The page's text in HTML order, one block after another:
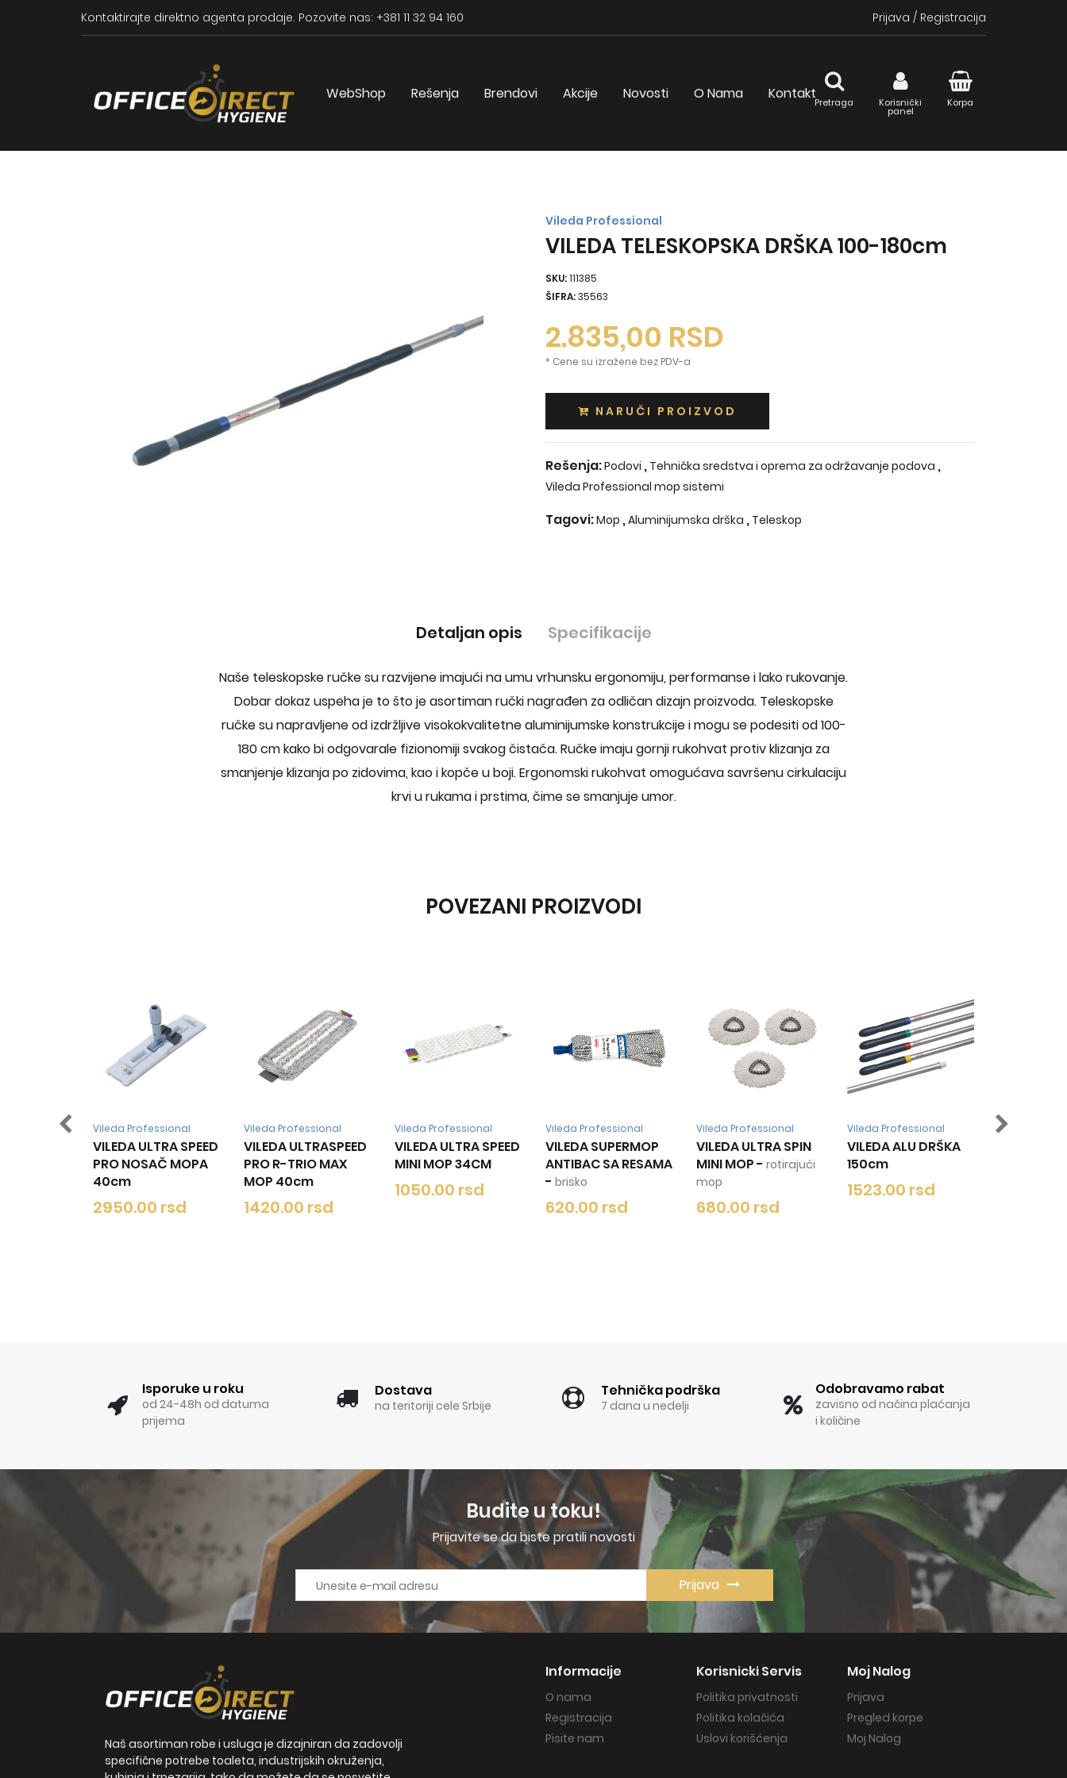
Kontaktirajte direktno agenta prodaje. Pozovite nas: +381 11 32 94 160 Prijava / Registracija
WebShop Rešenja Brendovi Akcije Novosti O Nama Kontakt
Pretraga Korisnički
panel
Korpa
Vileda Professional
VILEDA TELESKOPSKA DRŠKA 100-180cm
SKU:111385
ŠIFRA:35563
2.835,00 RSD
* Cene su izražene bez PDV-a
NARUČI PROIZVOD
Rešenja:Podovi , Tehnička sredstva i oprema za održavanje podova ,
Vileda Professional mop sistemi
Tagovi:Mop ,Aluminijumska drška , Teleskop
Detaljan opis Specifikacije
Naše teleskopske ručke su razvijene imajući na umu vrhunsku ergonomiju, performanse i lako rukovanje.
Dobar dokaz uspeha je to što je asortiman ručki nagrađen za odličan dizajn proizvoda. Teleskopske
ručke su napravljene od izdržljive visokokvalitetne aluminijumske konstrukcije i mogu se podesiti od 100-
180 cm kako bi odgovarale fizionomiji svakog čistača. Ručke imaju gornji rukohvat protiv klizanja za
smanjenje klizanja po zidovima, kao i kopče u boji. Ergonomski rukohvat omogućava savršenu cirkulaciju
krvi u rukama i prstima, čime se smanjuje umor.
POVEZANI PROIZVODI
Vileda Professional
VILEDA ULTRA SPEED
PRO NOSAČ MOPA
2950.00 rsd
Vileda Professional
VILEDA ULTRASPEED
PRO R-TRIO MAX
MOP 40cm
1420.00 rsd
Vileda Professional
VILEDA ULTRA SPEED
MINI MOP 34CM
1050.00 rsd
Vileda Professional
VILEDA SUPERMOP
ANTIBAC SA RESAMA
-
620.00 rsd
Vileda Professional
VILEDA ULTRA SPIN
MINI MOP
-rotirajući
680.00 rsd
Vileda Professional
VILEDA ALU DRŠKA
150cm
1523.00 rsd
Vileda Professional
VILEDA ALU DRŠKA
1320.00 rsd
Isporuke u roku
od 24-48h od datuma
prijema
Dostava
na teritoriji cele Srbije
Tehnička podrška
7 dana u nedelji
Odobravamo rabat
zavisno od načina plaćanja
i količine
Budite u toku!
Prijavite se da biste pratili novosti
Prijava
Naš asortiman robe i usluga je dizajniran da zadovolji
specifične potrebe toaleta, industrijskih okruženja,
Informacije
O nama
Registracija
Pisite nam
Korisnicki Servis
Politika privatnosti
Politika kolačića
Uslovi korišćenja
Moj Nalog
Prijava
Pregled korpe
Moj Nalog